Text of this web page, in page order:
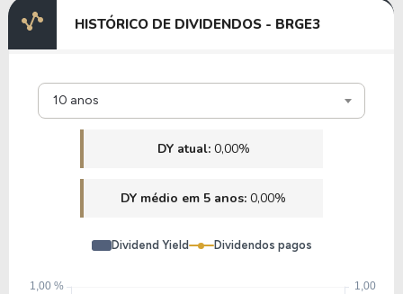
HISTÓRICO DE DIVIDENDOS - BRGE3
10 anos
DY atual: 0,00%
DY médio em 5 anos: 0,00%
Dividend Yield Dividendos pagos